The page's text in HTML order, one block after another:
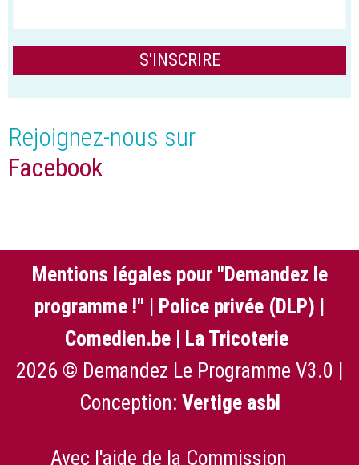
Rejoignez-nous sur
Facebook
Mentions légales pour "Demandez le
programme !" | Police privée (DLP) |
Comedien.be | La Tricoterie
2026 © Demandez Le Programme V3.0 |
Conception: Vertige asbl
Avec l'aide de la Commission